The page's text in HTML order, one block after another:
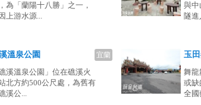
為「蘭陽十八勝」之一，
上游水源...
與中
隧進
宜蘭
溫泉公園
礁溪溫泉公園」位在礁溪火
北方約500公尺處，為舊有
溪公...
玉
舞龍
或缺
全國